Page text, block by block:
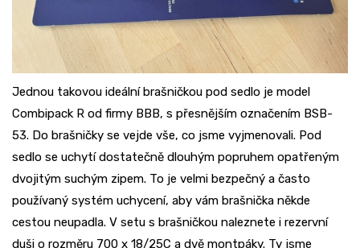
Jednou takovou ideální brašničkou pod sedlo je model
Combipack R od firmy BBB, s přesnějším označením BSB-
53. Do brašničky se vejde vše, co jsme vyjmenovali. Pod
sedlo se uchytí dostatečně dlouhým popruhem opatřeným
dvojitým suchým zipem. To je velmi bezpečný a často
používaný systém uchycení, aby vám brašnička někde
cestou neupadla. V setu s brašničkou naleznete i rezervní
duši o rozměru 700 x 18/25C a dvě montpáky. Ty jsme